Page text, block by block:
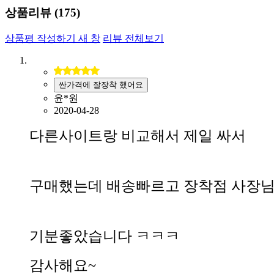
상품리뷰 (175)
상품평 작성하기 새 창 리뷰 전체보기
싼가격에 잘장착 했어요
윤*원
2020-04-28
다른사이트랑 비교해서 제일 싸서
구매했는데 배송빠르고 장착점 사장
기분좋았습니다 ㅋㅋㅋ
감사해요~